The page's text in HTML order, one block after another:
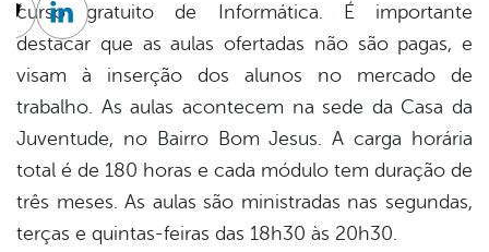
curso gratuito de Informática. É importante
destacar que as aulas ofertadas não são pagas, e
visam à inserção dos alunos no mercado de
trabalho. As aulas acontecem na sede da Casa da
Juventude, no Bairro Bom Jesus. A carga horária
total é de 180 horas e cada módulo tem duração de
três meses. As aulas são ministradas nas segundas,
terças e quintas-feiras das 18h30 às 20h30.
Twitter
Linkedin